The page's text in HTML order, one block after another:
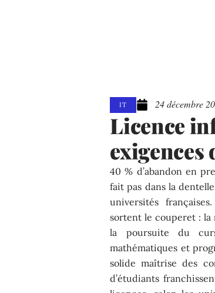
IT 24 décembre
Licence
exigences
40 % d’abandon en
fait pas dans la
universités
sortent le couperet : la
la poursuite du
mathématiques et
solide maîtrise des
d’étudiants